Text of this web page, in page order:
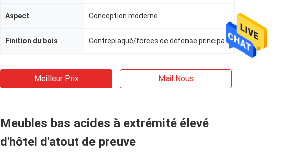
Aspect Conception moderne
Finition du bois Contreplaqué/forces de défense principale/bois solide
Meilleur Prix Mail Nous
Meubles bas acides à extrémité élevé
d'hôtel d'atout de preuve